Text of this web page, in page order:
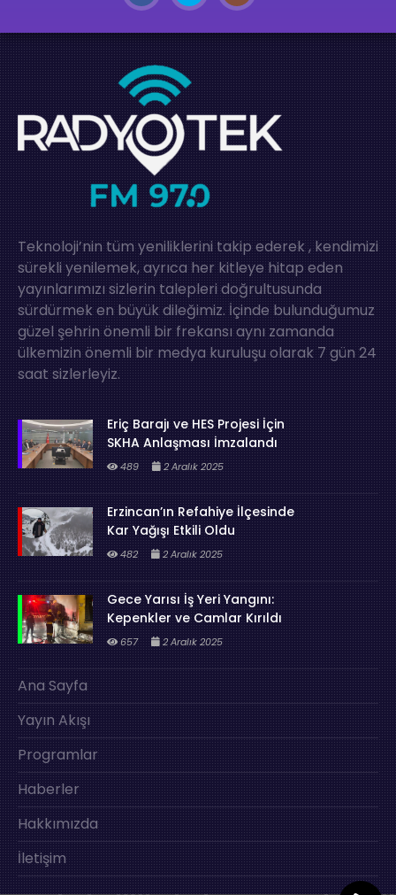
Teknoloji’nin tüm yeniliklerini takip ederek , kendimizi
sürekli yenilemek, ayrıca her kitleye hitap eden
yayınlarımızı sizlerin talepleri doğrultusunda
sürdürmek en büyük dileğimiz. İçinde bulunduğumuz
güzel şehrin önemli bir frekansı aynı zamanda
ülkemizin önemli bir medya kuruluşu olarak 7 gün 24
saat sizlerleyiz.
Eriç Barajı ve HES Projesi İçin
SKHA Anlaşması İmzalandı
489 2 Aralık 2025
Erzincan’ın Refahiye İlçesinde
Kar Yağışı Etkili Oldu
482 2 Aralık 2025
Gece Yarısı İş Yeri Yangını:
Kepenkler ve Camlar Kırıldı
657 2 Aralık 2025
Ana Sayfa
Yayın Akışı
Programlar
Haberler
Hakkımızda
İletişim